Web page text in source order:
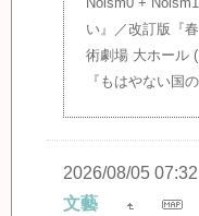
い』／改訂版『
術劇場 大ホール
『もはやない国
2026/08/05
文藝